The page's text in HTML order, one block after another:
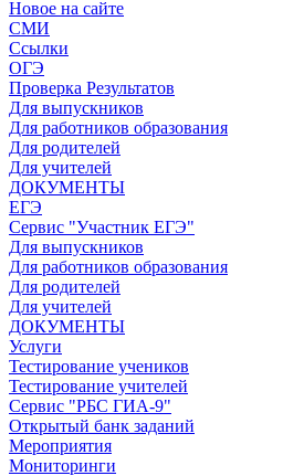
Новое на сайте
СМИ
Ссылки
ОГЭ
Проверка Результатов
Для выпускников
Для работников образования
Для родителей
Для учителей
ДОКУМЕНТЫ
ЕГЭ
Сервис "Участник ЕГЭ"
Для выпускников
Для работников образования
Для родителей
Для учителей
ДОКУМЕНТЫ
Услуги
Тестирование учеников
Тестирование учителей
Сервис "РБС ГИА-9"
Открытый банк заданий
Мероприятия
Мониторинги